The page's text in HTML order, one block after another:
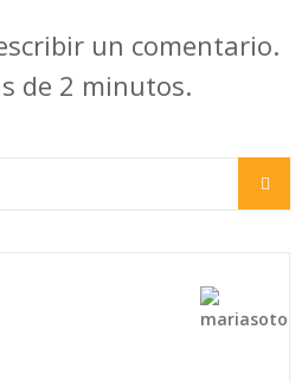
un comentario.
de 2 minutos.